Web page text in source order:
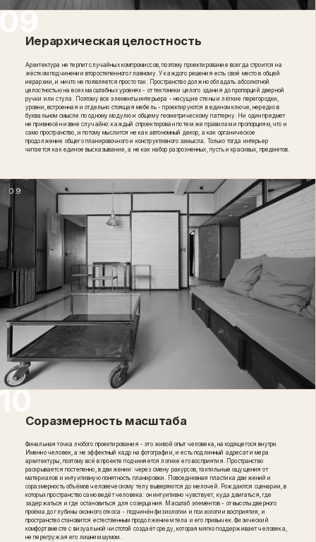
Иерархическая целостность
Архитектура не терпит случайных компромиссов, поэтому проектирование всегда строится на
жёстком подчинении второстепенного главному. У каждого решения есть своё место в общей
иерархии, и ничто не появляется просто так. Пространство должно обладать абсолютной
целостностью на всех масштабных уровнях - от тектоники целого здания до пропорций дверной
ручки или стула. Поэтому все элементы интерьера - несущие стены и лёгкие перегородки,
уровни, встроенная и отдельно стоящая мебель - проектируются в едином ключе, нередко в
буквальном смысле по одному модулю и общему геометрическому паттерну. Ни один предмет
не привнесён извне случайно: каждый спроектирован по тем же правилам и пропорциям, что и
само пространство, и потому мыслится не как автономный декор, а как органическое
продолжение общего планировочного и конструктивного замысла. Только тогда интерьер
читается как единое высказывание, а не как набор разрозненных, пусть и красивых, предметов.
09
Соразмерность масштаба
Финальная точка любого проектирования - это живой опыт человека, находящегося внутри.
Именно человек, а не эффектный кадр на фотографии, и есть подлинный адресат и мера
архитектуры, поэтому всё в проекте подчиняется логике его восприятия. Пространство
раскрывается постепенно, в движении: через смену ракурсов, тактильные ощущения от
материалов и интуитивную понятность планировки. Повседневная пластика движений и
соразмерность объёмов человеческому телу выверяются до мелочей. Рождаются сценарии, в
которых пространство само ведёт человека: он интуитивно чувствует, куда двигаться, где
задержаться и где остановиться для созерцания. Масштаб элементов - от высоты дверного
проёма до глубины оконного откоса - подчинён физиологии и психологии восприятия, и
пространство становится естественным продолжением тела и его привычек. Физический
комфорт вместе с визуальной чистотой создаёт среду, которая мягко поддерживает человека,
не перегружая его лишним шумом.